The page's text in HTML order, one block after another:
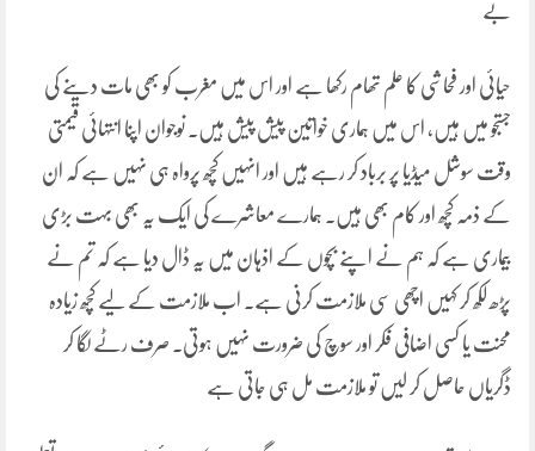
بے
حیائی اور فحاشی کا علم تھام رکھا ہے اور اس میں مغرب کو بھی مات دینے کی
جستجو میں ہیں، اس میں ہماری خواتین پیش پیش ہیں۔ نوجوان اپنا انتہائی قیمتی
وقت سوشل میڈیا پر برباد کر رہے ہیں اور انہیں کچھ پرواہ ہی نہیں ہے کہ ان
کے ذمہ کچھ اور کام بھی ہیں۔ ہمارے معاشرے کی ایک یہ بھی بہت بڑی
بیماری ہے کہ ہم نے اپنے بچوں کے اذہان میں یہ ڈال دیا ہے کہ تم نے
پڑھ لکھ کر کہیں اچھی سی ملازمت کرنی ہے۔ اب ملازمت کے لیے کچھ زیادہ
محنت یا کسی اضافی فکر اور سوچ کی ضرورت نہیں ہوتی۔ صرف رٹے لگا کر
ڈگریاں حاصل کر لیں تو ملازمت مل ہی جاتی ہے